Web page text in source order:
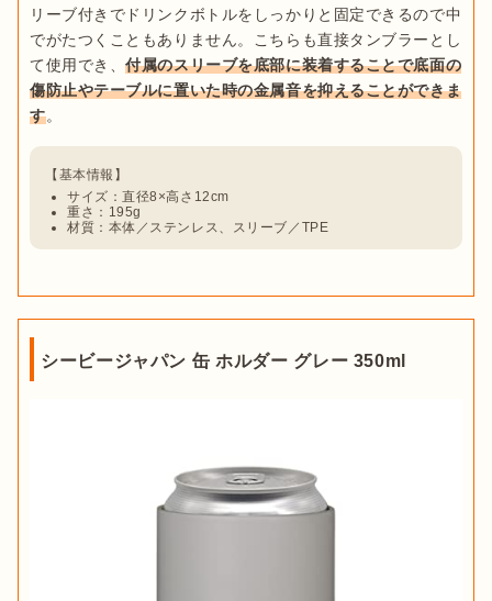
リーブ付きでドリンクボトルをしっかりと固定できるので中
でがたつくこともありません。こちらも直接タンブラーとし
て使用でき、付属のスリーブを底部に装着することで底面の
傷防止やテーブルに置いた時の金属音を抑えることができま
す
サイズ：直径8×高さ12cm
重さ：195g
材質：本体／ステンレス、スリーブ／TPE
シービージャパン 缶 ホルダー グレー 350ml